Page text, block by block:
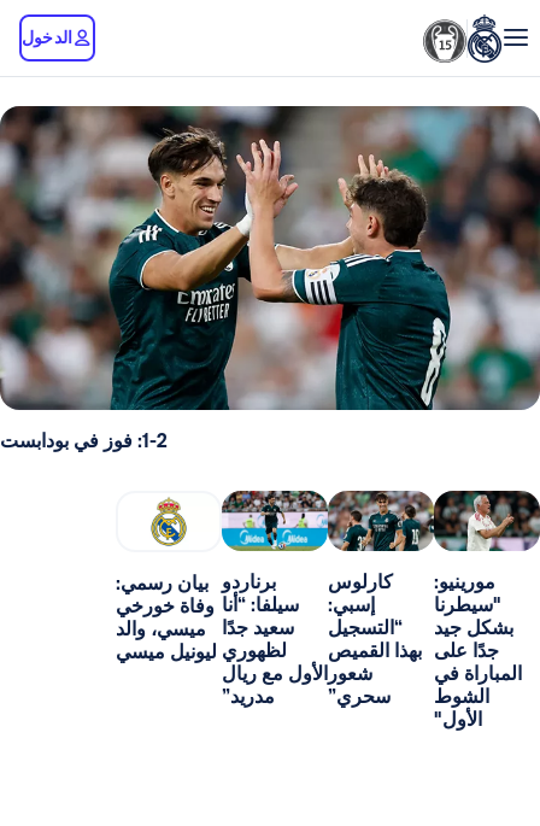
كارلوس
إسبي:
“التسجيل
بهذا القميص
شعور
سحري”
برناردو
سيلفا: “أنا
سعيد جدًا
لظهوري
الأول مع ريال
مدريد”
بيان رسمي:
وفاة خورخي
ميسي، والد
ليونيل ميسي